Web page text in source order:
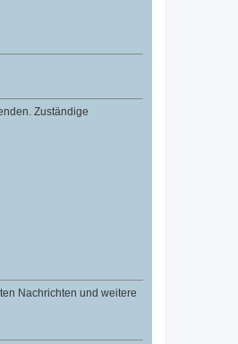
Zuständige
Nachrichten und weitere